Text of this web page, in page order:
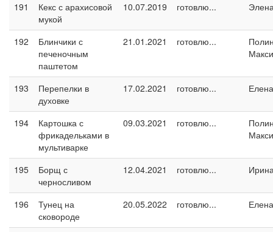
191
Кекс с арахисовой
мукой
10.07.2019 готовлю...
192
Блинчики с
печеночным
паштетом
21.01.2021 готовлю...
193
Перепелки в
духовке
17.02.2021 готовлю...
194
Картошка с
фрикадельками в
мультиварке
09.03.2021 готовлю...
195
Борщ с
черносливом
12.04.2021 готовлю...
196
Тунец на
сковороде
20.05.2022 готовлю...